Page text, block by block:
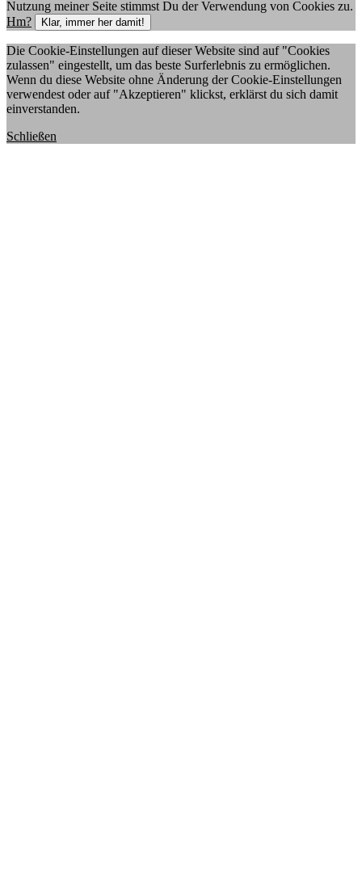
Nutzung meiner Seite stimmst Du der Verwendung von Cookies zu.
Hm?
Klar, immer her damit!
Die Cookie-Einstellungen auf dieser Website sind auf "Cookies
zulassen" eingestellt, um das beste Surferlebnis zu ermöglichen.
Wenn du diese Website ohne Änderung der Cookie-Einstellungen
verwendest oder auf "Akzeptieren" klickst, erklärst du sich damit
einverstanden.
Schließen